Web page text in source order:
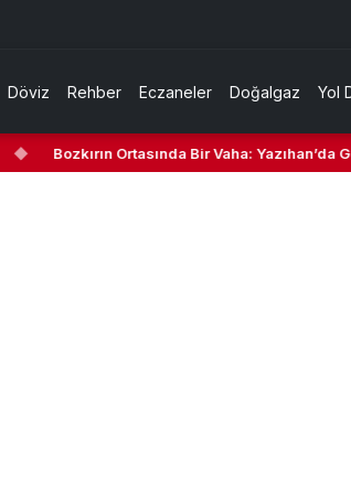
Döviz Rehber Eczaneler Doğalgaz Yol
Bozkırın Ortasında Bir Vaha: Yazıhan’da